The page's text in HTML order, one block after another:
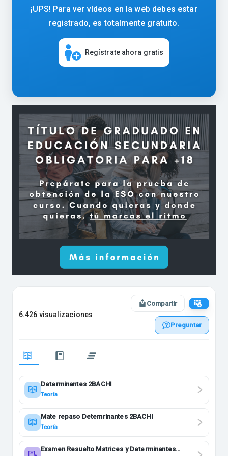
¡UPS! Para ver vídeos en la web debes estar
registrado, es totalmente gratuito.
Regístrate ahora gratis
6.426 visualizaciones
Compartir
Preguntar
Determinantes 2BACHI
Teoría
Mate repaso Detemrinantes 2BACHI
Teoría
Examen Resuelto Matrices y Determinantes